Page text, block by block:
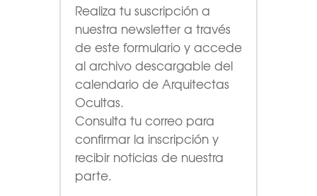
Realiza tu suscripción a
nuestra newsletter a través
de este formulario y accede
al archivo descargable del
calendario de Arquitectas
Ocultas.
Consulta tu correo para
confirmar la inscripción y
recibir noticias de nuestra
parte.